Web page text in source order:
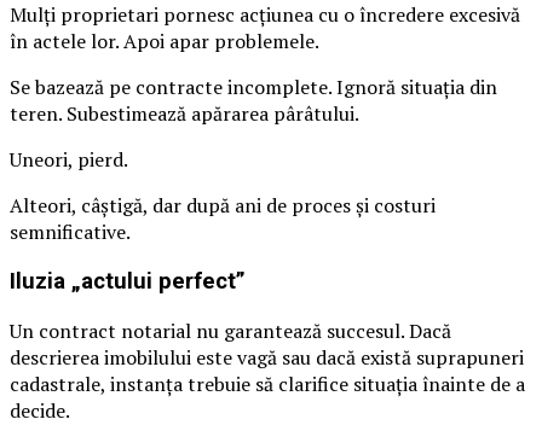
Mulți proprietari pornesc acțiunea cu o încredere excesivă
în actele lor. Apoi apar problemele.
Se bazează pe contracte incomplete. Ignoră situația din
teren. Subestimează apărarea pârâtului.
Uneori, pierd.
Alteori, câștigă, dar după ani de proces și costuri
semnificative.
Iluzia „actului perfect”
Un contract notarial nu garantează succesul. Dacă
descrierea imobilului este vagă sau dacă există suprapuneri
cadastrale, instanța trebuie să clarifice situația înainte de a
decide.